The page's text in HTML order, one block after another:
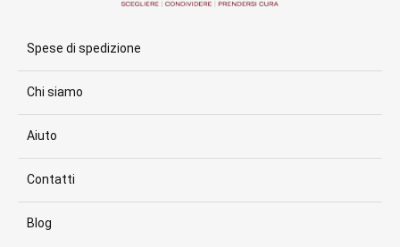
Spese di spedizione
Chi siamo
Aiuto
Contatti
Blog